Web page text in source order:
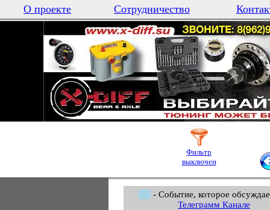
О проекте Сотрудничество
Фильтр
выключен
- Событие, которое
Телеграмм Канале